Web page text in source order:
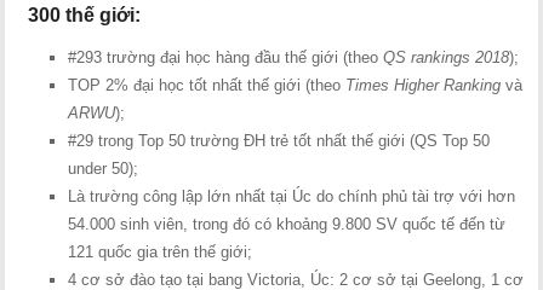
300 thế giới:
#293 trường đại học hàng đầu thế giới (theoQS rankings 2018);
TOP 2% đại học tốt nhất thế giới (theo Times Higher Ranking và
ARWU);
#29 trong Top 50 trường ĐH trẻ tốt nhất thế giới (QS Top 50
under 50);
Là trường công lập lớn nhất tại Úc do chính phủ tài trợ với hơn
54.000 sinh viên, trong đó có khoảng 9.800 SV quốc tế đến từ
121 quốc gia trên thế giới;
4 cơ sở đào tạo tại bang Victoria, Úc: 2 cơ sở tại Geelong, 1 cơ